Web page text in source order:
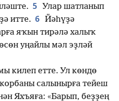
5
Улар шатланып
итте. 6 Йәһүҙә
яҡын тирәлә халыҡ
уңайлы мәл эҙләй
килеп етте. Ул көндө
салынырға тейеш
Яхъяға: «Барып, беҙҙең